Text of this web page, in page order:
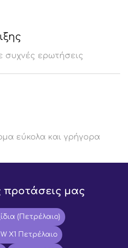
συχνές ερωτήσεις
εύκολα και γρήγορα
προτάσεις μας
(Πετρέλαιο)
X1 Πετρέλαιο